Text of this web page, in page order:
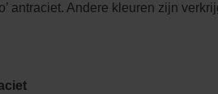
antraciet. Andere kleuren zijn